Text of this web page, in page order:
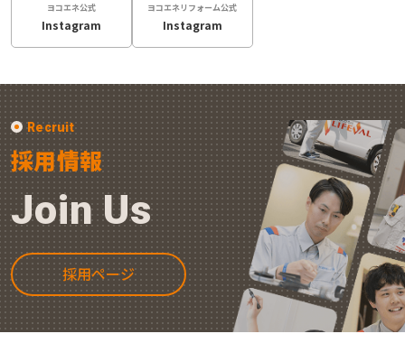
ヨコエネ公式
Instagram
ヨコエネリフォーム公式
Instagram
Recruit
採用情報
Join Us
採用ページ